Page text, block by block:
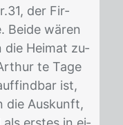
der Fir­
Bei­de wä­ren
die Hei­mat zu­
te Tage
ist,
die Aus­kunft,